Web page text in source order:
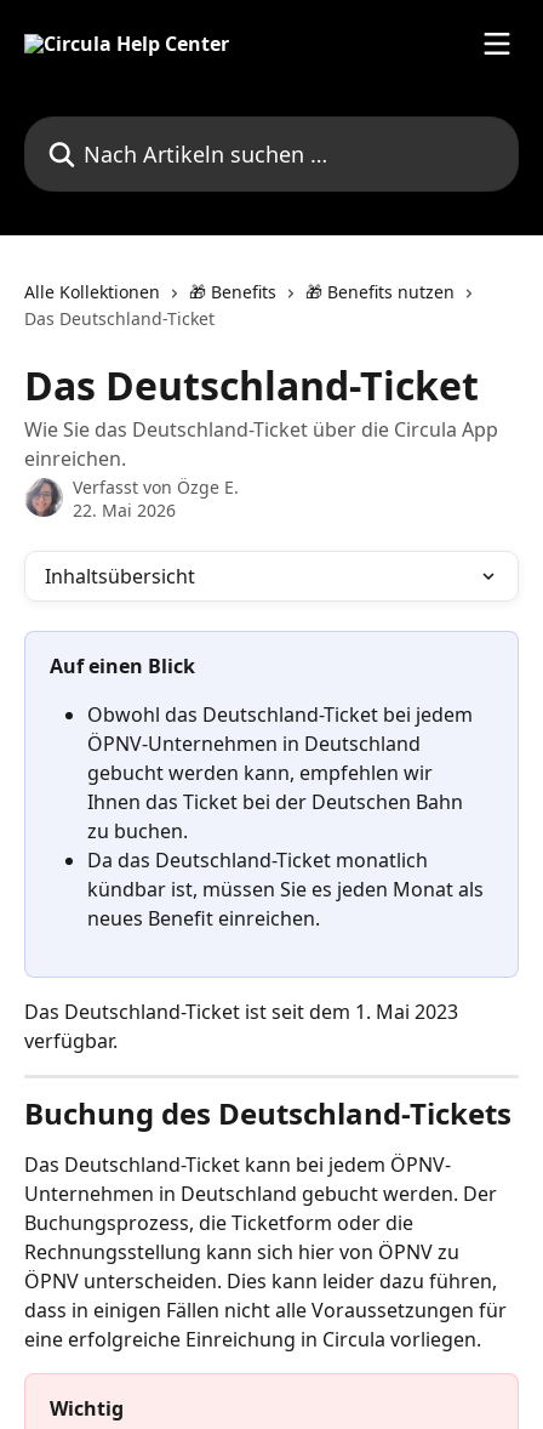
Nach Artikeln suchen …
Alle Kollektionen 🎁 Benefits
🎁 Benefits nutzen
Das Deutschland-Ticket
Das Deutschland-Ticket
Wie Sie das Deutschland-Ticket über die Circula App
einreichen.
Verfasst von Özge E.
22. Mai 2026
Inhaltsübersicht
Auf einen Blick
Obwohl das Deutschland-Ticket bei jedem
ÖPNV-Unternehmen in Deutschland
gebucht werden kann, empfehlen wir
Ihnen das Ticket bei der Deutschen Bahn
zu buchen.
Da das Deutschland-Ticket monatlich
kündbar ist, müssen Sie es jeden Monat als
neues Benefit einreichen.
Das Deutschland-Ticket ist seit dem 1. Mai 2023
verfügbar.
Buchung des Deutschland-Tickets
Das Deutschland-Ticket kann bei jedem ÖPNV-
Unternehmen in Deutschland gebucht werden. Der
Buchungsprozess, die Ticketform oder die
Rechnungsstellung kann sich hier von ÖPNV zu
ÖPNV unterscheiden. Dies kann leider dazu führen,
dass in einigen Fällen nicht alle Voraussetzungen für
eine erfolgreiche Einreichung in Circula vorliegen.
Wichtig